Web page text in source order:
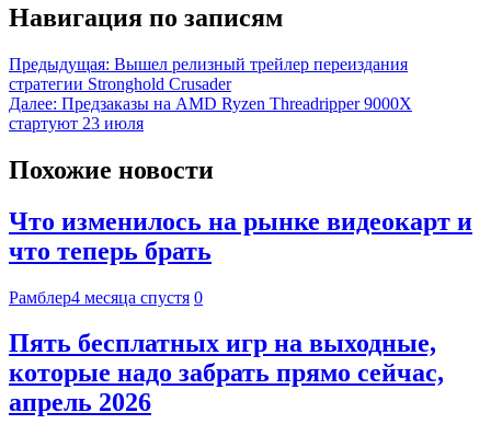
Навигация по записям
Предыдущая: Вышел релизный трейлер переиздания
стратегии Stronghold Crusader
Далее: Предзаказы на AMD Ryzen Threadripper 9000X
стартуют 23 июля
Похожие новости
Что изменилось на рынке видеокарт и
что теперь брать
Рамблер4 месяца спустя 0
Пять бесплатных игр на выходные,
которые надо забрать прямо сейчас,
апрель 2026